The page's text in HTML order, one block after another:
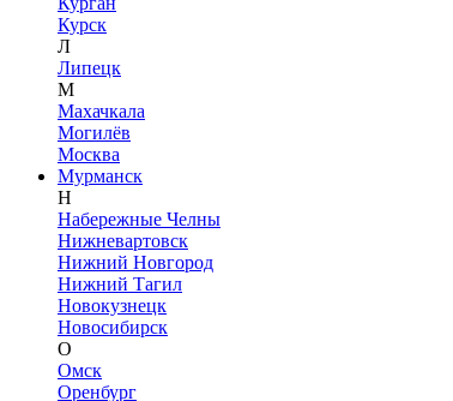
Курск
Л
Липецк
М
Махачкала
Могилёв
Москва
Мурманск
Н
Набережные Челны
Нижневартовск
Нижний Новгород
Нижний Тагил
Новокузнецк
Новосибирск
О
Омск
Оренбург